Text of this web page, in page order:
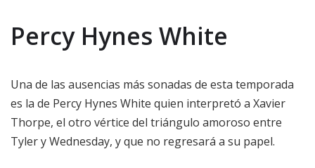
Percy Hynes White
Una de las ausencias más sonadas de esta temporada
es la de Percy Hynes White quien interpretó a Xavier
Thorpe, el otro vértice del triángulo amoroso entre
Tyler y Wednesday, y que no regresará a su papel.